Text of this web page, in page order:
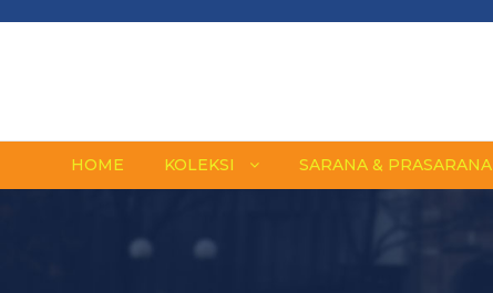
HOME KOLEKSI SARANA & PRASARANA